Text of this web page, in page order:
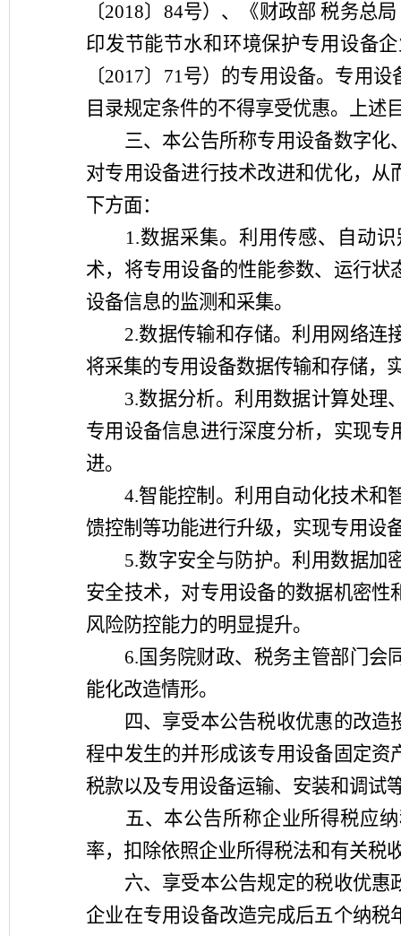
〔2018〕84号）、《财政部 税务总
印发节能节水和环境保护专用设备
〔2017〕71号）的专用设备。专用
目录规定条件的不得享受优惠。上述
三、本公告所称专用设备数字化
对专用设备进行技术改进和优化，
下方面：
1.数据采集。利用传感、自动
术，将专用设备的性能参数、运行
设备信息的监测和采集。
2.数据传输和存储。利用网络连
将采集的专用设备数据传输和存储，
3.数据分析。利用数据计算处理
专用设备信息进行深度分析，实现
进。
4.智能控制。利用自动化技术和
馈控制等功能进行升级，实现专用设
5.数字安全与防护。利用数据加
安全技术，对专用设备的数据机密
风险防控能力的明显提升。
6.国务院财政、税务主管部门会
能化改造情形。
四、享受本公告税收优惠的改造
程中发生的并形成该专用设备固定
税款以及专用设备运输、安装和调试
五、本公告所称企业所得税应纳
率，扣除依照企业所得税法和有关税
六、享受本公告规定的税收优惠
企业在专用设备改造完成后五个纳